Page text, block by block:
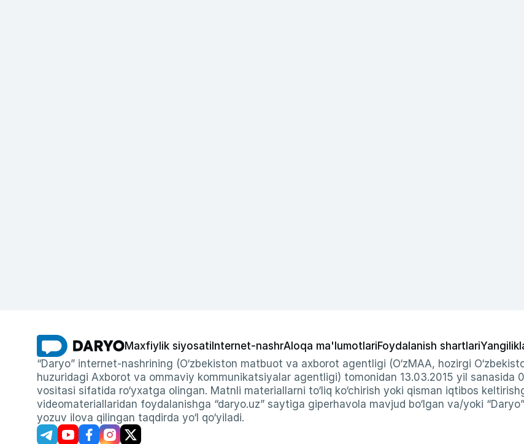
Maxfiylik siyosati Internet-nashrAloqa ma'lumotlariFoydalanish shartlari
“Daryo” internet-nashrining (O‘zbekiston matbuot va axborot agentligi (O‘zMAA, hozirgi
huzuridagi Axborot va ommaviy kommunikatsiyalar agentligi) tomonidan 13.03.2015 yil
vositasi sifatida ro‘yxatga olingan. Matnli materiallarni to‘liq ko‘chirish yoki qisman iqtibos
videomateriallaridan foydalanishga “daryo.uz” saytiga giperhavola mavjud bo‘lgan va/yoki
yozuv ilova qilingan taqdirda yo‘l qo‘yiladi.